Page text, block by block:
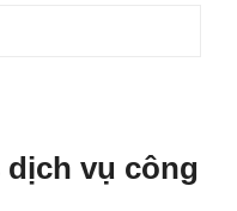
dịch vụ công